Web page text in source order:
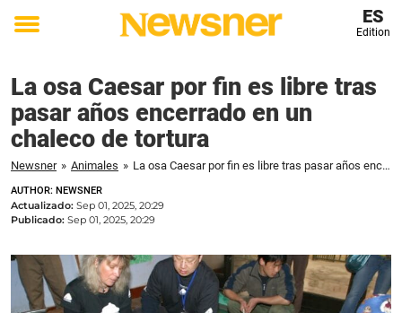
Toggle
ES
Edition
La osa Caesar por fin es libre tras
pasar años encerrado en un
chaleco de tortura
Newsner » Animales » La osa Caesar por fin es libre tras pasar años encerrado en un chaleco de tortura
AUTHOR: NEWSNER
Actualizado: Sep 01, 2025, 20:29
Publicado: Sep 01, 2025, 20:29